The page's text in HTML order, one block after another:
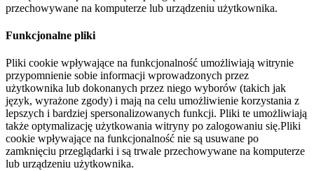
przechowywane na komputerze lub urządzeniu użytkownika.
Funkcjonalne pliki
Pliki cookie wpływające na funkcjonalność umożliwiają witrynie
przypomnienie sobie informacji wprowadzonych przez
użytkownika lub dokonanych przez niego wyborów (takich jak
język, wyrażone zgody) i mają na celu umożliwienie korzystania z
lepszych i bardziej spersonalizowanych funkcji. Pliki te umożliwiają
także optymalizację użytkowania witryny po zalogowaniu się.Pliki
cookie wpływające na funkcjonalność nie są usuwane po
zamknięciu przeglądarki i są trwale przechowywane na komputerze
lub urządzeniu użytkownika.